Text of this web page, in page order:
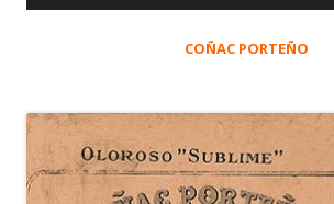
COÑAC PORTEÑO